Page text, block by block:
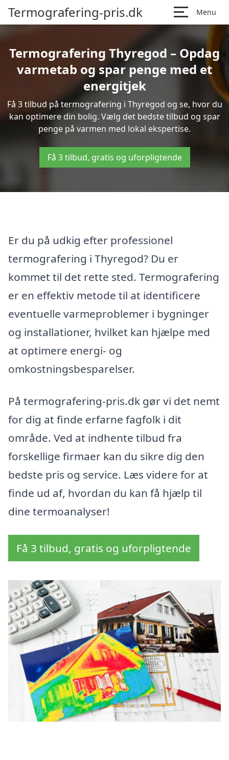
Termografering-pris.dk Menu
Termografering Thyregod – Opdag
varmetab og spar penge med et
energitjek
Få 3 tilbud på termografering i Thyregod og se, hvor du
kan optimere din bolig. Vælg det bedste tilbud og spar
penge på varmen med lokal ekspertise.
Få 3 tilbud, gratis og uforpligtende
Er du på udkig efter professionel
termografering i Thyregod? Du er
kommet til det rette sted. Termografering
er en effektiv metode til at identificere
eventuelle varmeproblemer i bygninger
og installationer, hvilket kan hjælpe med
at optimere energi- og
omkostningsbesparelser.
På termografering-pris.dk gør vi det nemt
for dig at finde erfarne fagfolk i dit
område. Ved at indhente tilbud fra
forskellige firmaer kan du sikre dig den
bedste pris og service. Læs videre for at
finde ud af, hvordan du kan få hjælp til
dine termoanalyser!
Få 3 tilbud, gratis og uforpligtende